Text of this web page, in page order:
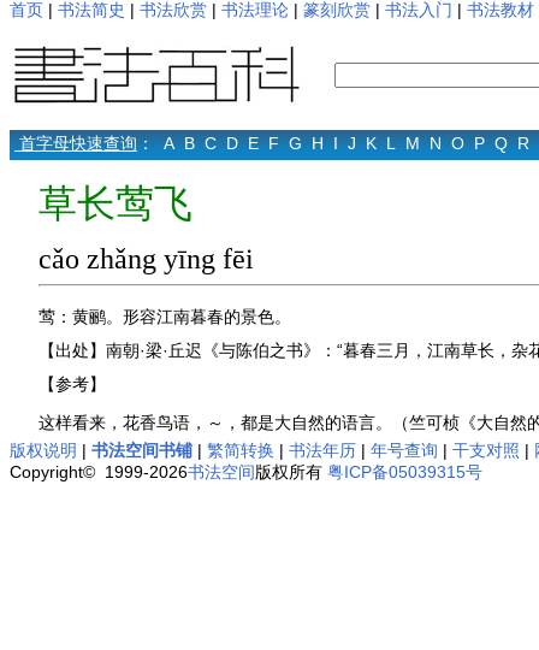
首页 | 书法简史 | 书法欣赏 | 书法理论 | 篆刻欣赏 | 书法入门 | 书法教材
首字母快速查询： A B C D E F G H I J K L M N O P Q R
草长莺飞
cǎo zhǎng yīng fēi
莺：黄鹂。形容江南暮春的景色。
【出处】南朝·梁·丘迟《与陈伯之书》：“暮春三月，江南草长，杂
【参考】
这样看来，花香鸟语，～，都是大自然的语言。（竺可桢《大自然
版权说明 | 书法空间书铺 | 繁简转换 | 书法年历 | 年号查询 | 干支对照 |
Copyright© 1999-2026书法空间版权所有 粤ICP备05039315号